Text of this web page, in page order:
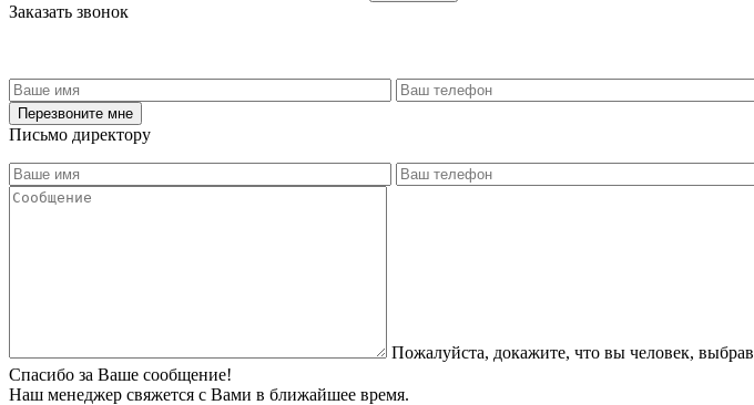
Заказать звонок
Письмо директору
Пожалуйста, докажите, что вы человек, выбрав
Спасибо за Ваше сообщение!
Наш менеджер свяжется с Вами в ближайшее время.